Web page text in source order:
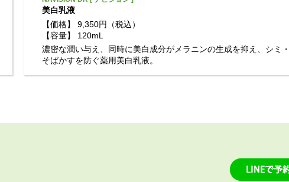
美白乳液
【価格】
9,350円（税込）
【容量】
120mL
濃密な潤い与え、同時に美白成分がメラニンの生成を抑え、シミ・
そばかすを防ぐ薬用美白乳液。